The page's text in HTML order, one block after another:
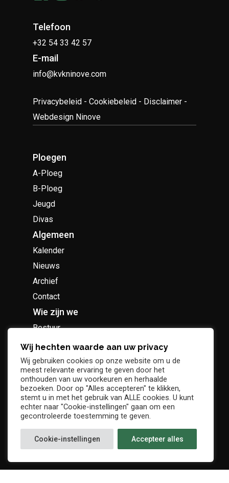
Telefoon
+32 54 33 42 57
E-mail
info@kvkninove.com
Privacybeleid -Cookiebeleid - Disclaimer -
Webdesign Ninove
Ploegen
A-Ploeg
B-Ploeg
Jeugd
Divas
Algemeen
Kalender
Nieuws
Archief
Contact
Wie zijn we
Bestuur
Geschiedenis
Supportersclub
Socio Business Club
Wij hechten waarde aan uw privacy
Wij gebruiken cookies op onze website om u de
meest relevante ervaring te geven door het
onthouden van uw voorkeuren en herhaalde
bezoeken. Door op "Alles accepteren" te klikken,
stemt u in met het gebruik van ALLE cookies. U kunt
echter naar "Cookie-instellingen" gaan om een
gecontroleerde toestemming te geven.
Cookie-instellingen Accepteer alles